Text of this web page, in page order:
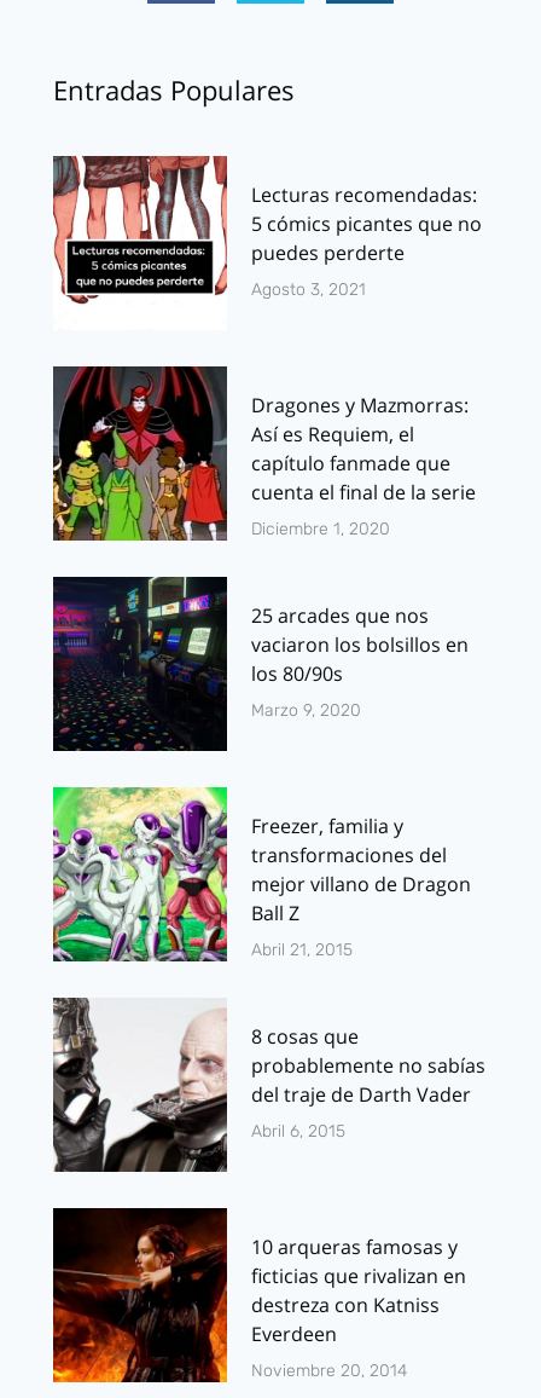
Entradas Populares
Lecturas recomendadas:
5 cómics picantes que no
puedes perderte
Agosto 3, 2021
Dragones y Mazmorras:
Así es Requiem, el
capítulo fanmade que
cuenta el final de la serie
Diciembre 1, 2020
25 arcades que nos
vaciaron los bolsillos en
los 80/90s
Marzo 9, 2020
Freezer, familia y
transformaciones del
mejor villano de Dragon
Ball Z
Abril 21, 2015
8 cosas que
probablemente no sabías
del traje de Darth Vader
Abril 6, 2015
10 arqueras famosas y
ficticias que rivalizan en
destreza con Katniss
Everdeen
Noviembre 20, 2014